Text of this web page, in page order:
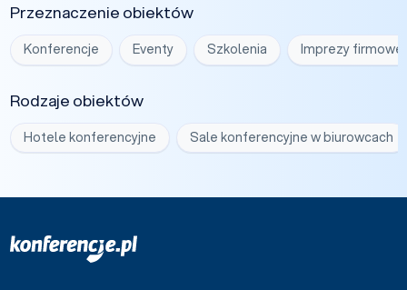
Przeznaczenie obiektów
Konferencje Eventy Szkolenia Imprezy firmowe
Rodzaje obiektów
Hotele konferencyjne Sale konferencyjne w biurowcach